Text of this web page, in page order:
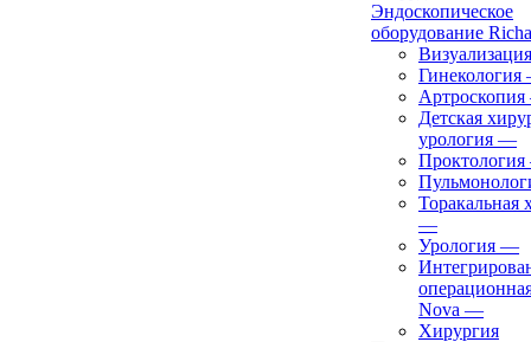
Эндоскопическое
оборудование
Визуализация
Гинекология
Артроскопия
Детская
урология —
Проктология
Торакальная
—
Урология —
Nova —
Хирургия